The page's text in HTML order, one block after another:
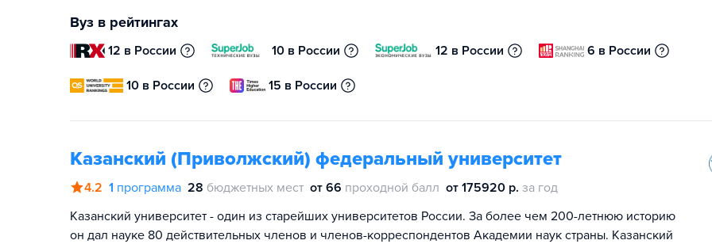
Вуз в рейтингах
12 в России 10 в России 12 в России 6 в России
10 в России 15 в России
Казанский (Приволжский) федеральный университет
4.2 1 программа 28 бюджетных мест от 66 проходной балл от 175920 р. за год
Казанский университет - один из старейших университетов России. За более чем 200-летнюю историю
он дал науке 80 действительных членов и членов-корреспондентов Академии наук страны. Казанский